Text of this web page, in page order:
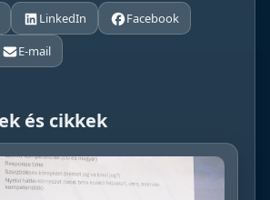
LinkedIn
Facebook
E-mail
és cikkek